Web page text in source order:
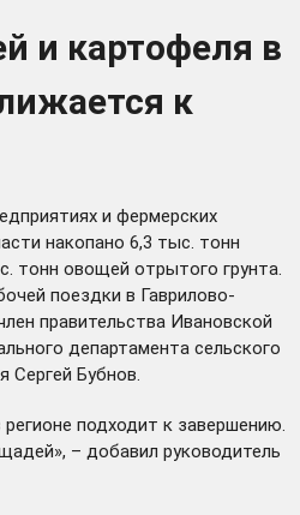
и картофеля в
к
и фермерских
накопано 6,3 тыс. тонн
тонн овощей отрытого грунта.
поездки в Гаврилово-
правительства Ивановской
департамента сельского
Сергей Бубнов.
подходит к завершению.
– добавил руководитель